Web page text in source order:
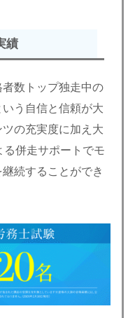
績
数トップ独走中の
う自信と信頼が大
の充実度に加え大
併走サポートでモ
続することができ